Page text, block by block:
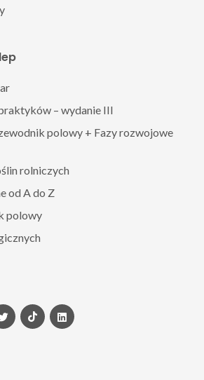
– wydanie III
polowy + Fazy rozwojowe
rolniczych
od A do Z
polowy